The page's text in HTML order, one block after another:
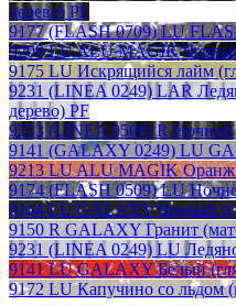
дерево) PF
9177 (FLASH 0709) LU
9209 LU ALU MAGIK
9175 LU Искрящийся лайм
9231 (LINEA 0249) LAR
дерево) PF
9233 (LINEA 0509) R
9141 (GALAXY 0249) LU
9213 LU ALU MAGIK Оранж
9174 (FLASH 0509) LU
9144 LU GALAXY Черный
9150 R GALAXY Гранит
9231 (LINEA 0249) LU
9141 LU GALAXY Белый
9172 LU Капучино со льдом